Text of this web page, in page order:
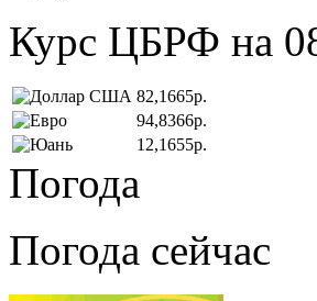
Курс ЦБРФ на
82,1665р.
94,8366р.
12,1655р.
Погода
Погода сейчас